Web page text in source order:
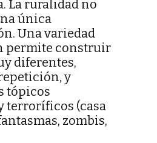
La ruralidad no
única
Una variedad
permite construir
diferentes,
y
tópicos
terroríficos (casa
zombis,